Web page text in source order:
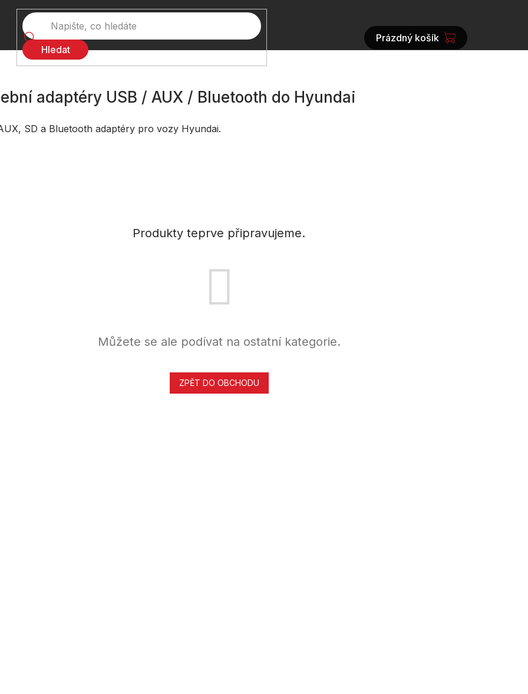
Hledat
NÁKUPNÍ
Prázdný košík
adaptéry USB / AUX / Bluetooth do Hyundai
SD a Bluetooth adaptéry pro vozy Hyundai.
Produkty teprve připravujeme.
Můžete se ale podívat na ostatní kategorie.
ZPĚT DO OBCHODU